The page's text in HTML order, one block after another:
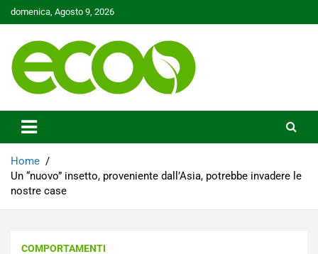
Skip
to
domenica, Agosto 9, 2026
Ecoo.it
Home
Un “nuovo” insetto, proveniente dall’Asia, potrebbe invadere le
nostre case
COMPORTAMENTI